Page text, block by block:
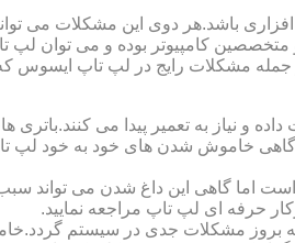
باشد.هر دوی این مشکلات می
کامپیوتر بوده و می توان لپ
جمله مشکلات رایج در لپ تاپ ایسوس
نیاز به تعمیر پیدا می کنند.باتری
خاموش شدن های خود به خود لپ
اما گاهی این داغ شدن می تواند
حرفه ای لپ تاپ مراجعه نمایید.
مشکلات جدی در سیستم